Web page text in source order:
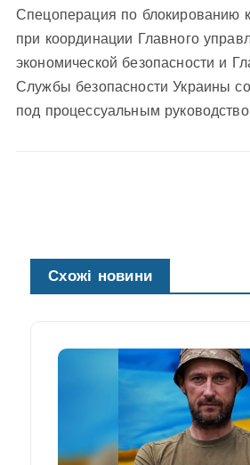
Спецоперация по блокированию
при координации Главного
экономической безопасности и
Службы безопасности Украины
под процессуальным
Схожі новини